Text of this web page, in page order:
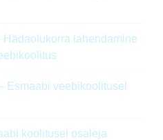
lahendamine
Esmaabi veebikoolitusel
koolitusel osaleja